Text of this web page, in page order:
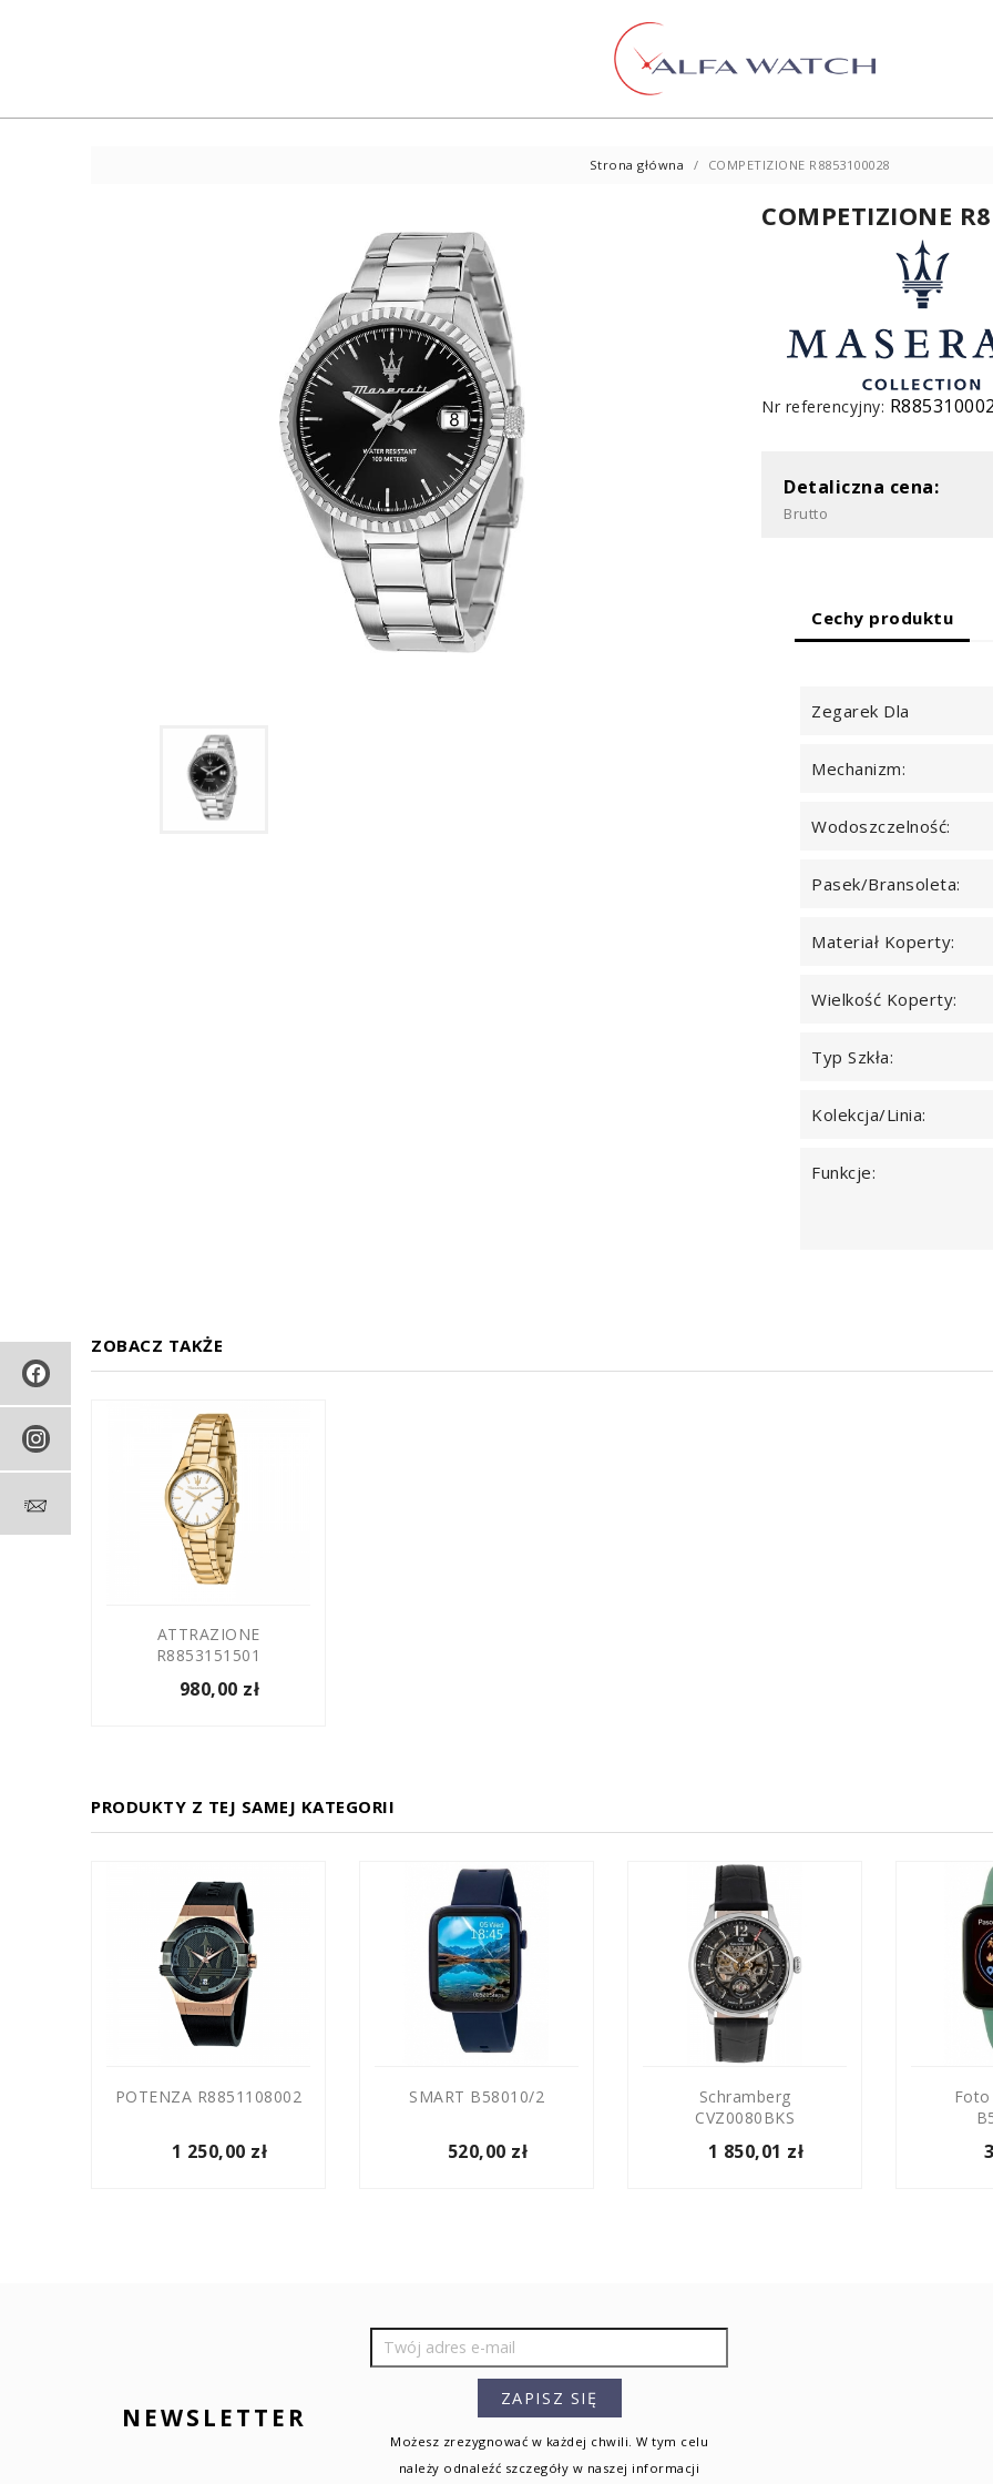
Strona główna COMPETIZIONE R8853100028
COMPETIZIONE
Nr referencyjny:
Detaliczna cena:
Brutto
Cechy produktu
Zegarek Dla
Mechanizm:
Wodoszczelność:
Pasek/Bransoleta:
Materiał Koperty:
Wielkość Koperty:
Typ Szkła:
Kolekcja/Linia:
Funkcje:
ZOBACZ TAKŻE
ATTRAZIONE
R8853151501
980,00 zł
PRODUKTY Z TEJ SAMEJ KATEGORII
POTENZA R8851108002
1 250,00 zł
SMART B58010/2
520,00 zł
Schramberg
CVZ0080BKS
1 850,01 zł
NEWSLETTER
Możesz zrezygnować w każdej chwili. W tym celu
należy odnaleźć szczegóły w naszej informacji